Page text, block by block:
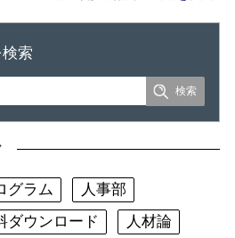
索
グラム
人事部
ダウンロード
人材論